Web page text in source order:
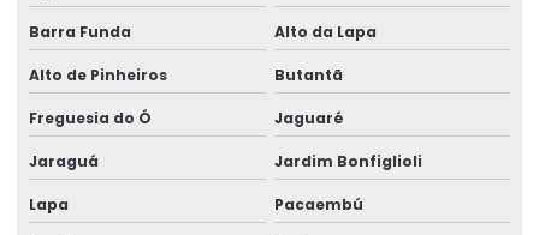
Cursos de projetos estruturais
Detalhamento de estrutura metálica
Dimensionamento Estrutural Para Prédios
Empresa de calculo estrutural
Barra Funda Alto da Lapa
Alto de Pinheiros Butantã
Freguesia do Ó Jaguaré
Jaraguá Jardim Bonfiglioli
Lapa Pacaembú